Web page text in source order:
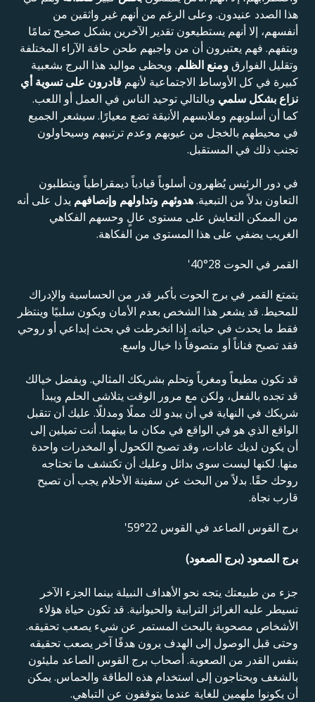
هذا الصدد عنيدون. وعلى الرغم من أنهم غير واثقين من
أنفسهم، إلا أنهم يستطيعون تقدير الآخرين بشكل صحيح تمامًا
وبتفهم. فهم يعتبرون أن من واجبهم طحن حافة الآراء المختلفة
وتقليل الفوارقومنع الظلم. ويحظى مواليد هذا البرج بشعبية
كبيرة في كل الأوساط الاجتماعية لأنهم قادرون على تسوية أي
نزاع بشكل سلمي وبالتالي توحيد الناس في العمل أو اللعب.
كما أن أسلوبهم وملابسهم الأنيقة تضع معيارًا. سيشعر الجميع
في محيطهم بالخجل من عيوبهم وعدم ترتيبهم وسيحاولون
تجنب ذلك في المستقبل.
في دور الرئيس يُظهرون أسلوباً قيادياً ديمقراطياً ويتطلبون
التعاون بدلاً من التبعية.هدوئهم وتداولهم وإنصافهم يدل على أنه
من الممكن التعايش على مستوى عالٍ وحسهم الفكاهي
الغريب يضفي على هذا المستوى من الفكاهة.
القمر في الحوت 28°40'
يتمتع القمر في برج الحوت بأكبر قدر من الحساسية والإدراك
للمحيط. قد يشعر هذا الشخص بعدم الأمان ويكون سلبيًا وينتظر
فقط ما يحدث في حياته. إذا انخرطت في بحث إبداعي أو روحي
فقد تصبح فناناً أو متصوفاً ذا خيال واسع.
قد تكون مطيعاً ومغرياً وتحلم بشريكك المثالي. وبفضل خيالك
قد تجده بالفعل، ولكن مع مرور الوقت يتلاشى الحلم ويبدأ
شريكك في النهاية في أن يبدو لك مملًا ومدللًا. عليك أن تتقبل
الواقع الذي هو في الواقع في مكان ما بينهما. أنت تميلين إلى
أن يكون لديك عادات، وقد تصبح الكحول أو المخدرات واحدة
منها. لكنها ليست سوى بدائل وعليك أن تكتشف ما تحتاجه
روحك حقًا. بدلاً من البحث عن سفينة الأحلام يجب أن تصبح
قارب نجاة.
برج القوس الصاعد في القوس 22°59'
برج الصعود (برج الصعود)
جزء من طبيعتك يتجه نحو الأهداف النبيلة بينما الجزء الآخر
تسيطر عليه الغرائز الترابية والحيوانية. قد تكون حياة هؤلاء
الأشخاص مصحوبة بالبحث المستمر عن شيء يصعب تحقيقه.
وحتى قبل الوصول إلى الهدف يرون هدفًا آخر يصعب تحقيقه
بنفس القدر من الصعوبة. أصحاب برج القوس الصاعد مليئون
بالشغف ويحتاجون إلى استخدام هذه الطاقة والحماس. يمكن
أن يكونوا ملهمين للغاية عندما يتوقفون عن التباهي.